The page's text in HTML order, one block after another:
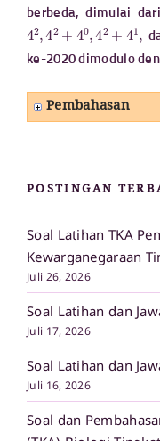
berbeda, dimulai
42 ,42+ 40 ,42+ 41
ke-2020 dimodulo
Pembahasan
POSTINGAN
Soal Latihan TKA
Kewarganegaraan
Juli 26, 2026
Soal Latihan dan
Juli 17, 2026
Soal Latihan dan
Juli 16, 2026
Soal dan